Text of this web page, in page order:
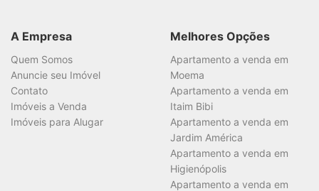
A Empresa
Quem Somos
Anuncie seu Imóvel
Contato
Imóveis a Venda
Imóveis para Alugar
Melhores Opções
Apartamento a venda em
Moema
Apartamento a venda em
Itaim Bibi
Apartamento a venda em
Jardim América
Apartamento a venda em
Higienópolis
Apartamento a venda em